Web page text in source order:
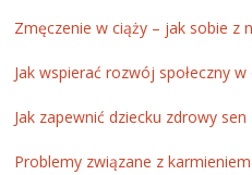
Zmęczenie w ciąży – jak sobie z
Jak wspierać rozwój społeczny
Jak zapewnić dziecku zdrowy sen
Problemy związane z